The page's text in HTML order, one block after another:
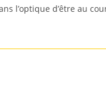
l’optique d’être au